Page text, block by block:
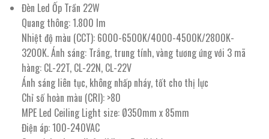
Đèn Led Ốp Trần 22W
Quang thông: 1.800 lm
Nhiệt độ màu (CCT): 6000-6500K/4000-4500K/2800K-
3200K. Ánh sáng: Trắng, trung tính, vàng tương ứng với 3 mã
hàng: CL-22T, CL-22N, CL-22V
Ánh sáng liên tục, không nhấp nháy, tốt cho thị lực
Chỉ số hoàn màu (CRI): >80
MPE Led Ceiling Light size: Ø350mm x 85mm
Điện áp: 100-240VAC